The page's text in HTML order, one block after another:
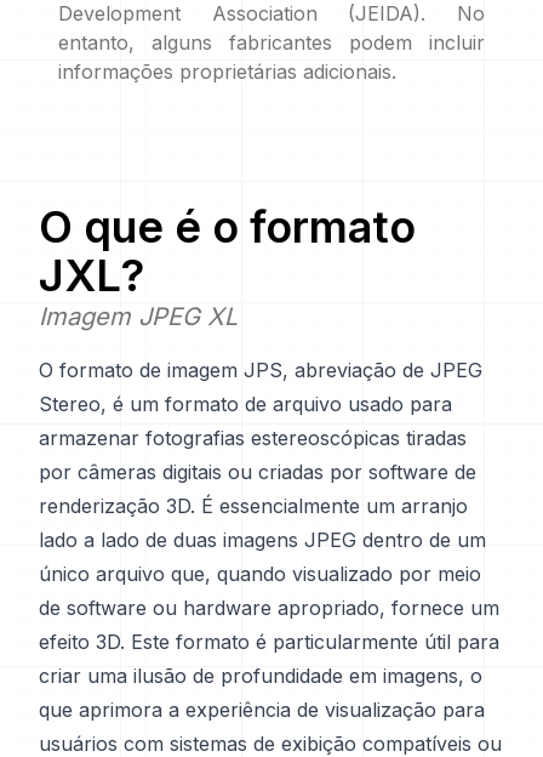
Development Association (JEIDA). No
entanto, alguns fabricantes podem incluir
informações proprietárias adicionais.
O que é o formato
JXL?
Imagem JPEG XL
O formato de imagem JPS, abreviação de JPEG
Stereo, é um formato de arquivo usado para
armazenar fotografias estereoscópicas tiradas
por câmeras digitais ou criadas por software de
renderização 3D. É essencialmente um arranjo
lado a lado de duas imagens JPEG dentro de um
único arquivo que, quando visualizado por meio
de software ou hardware apropriado, fornece um
efeito 3D. Este formato é particularmente útil para
criar uma ilusão de profundidade em imagens, o
que aprimora a experiência de visualização para
usuários com sistemas de exibição compatíveis ou